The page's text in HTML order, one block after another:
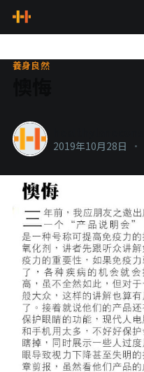
養身良然
2019年10月28日 •